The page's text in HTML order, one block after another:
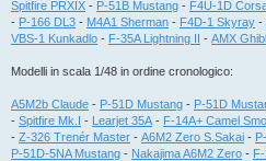
Spitfire PRXIX - P-51B Mustang - F4U-1D
- P-166 DL3 - M4A1 Sherman - F4D-1 Skyray -
VBS-1 Kunkadlo - F-35A Lightning II - AMX
Modelli in scala 1/48 in ordine cronologico:
A5M2b Claude - P-51D Mustang - P-51D
- Spitfire Mk.I - Learjet 35A - F-14A+ Camel
- Z-326 Trenér Master - A6M2 Zero S.Sakai -
P-51D-5NA Mustang - Nakajima A6M2 Zero -